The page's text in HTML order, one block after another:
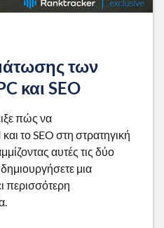
των
και SEO
πώς να
το SEO στη στρατηγική
αυτές τις δύο
μια
περισσότερη